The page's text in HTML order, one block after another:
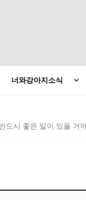
너와강아지소식
드시 좋은 일이 있을 거